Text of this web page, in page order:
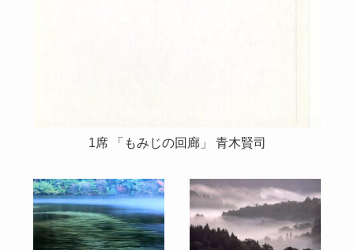
1席 「もみじの回廊」 青木賢司